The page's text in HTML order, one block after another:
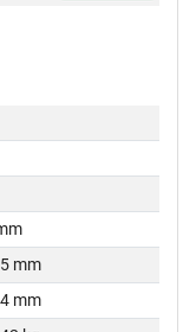
mm
mm